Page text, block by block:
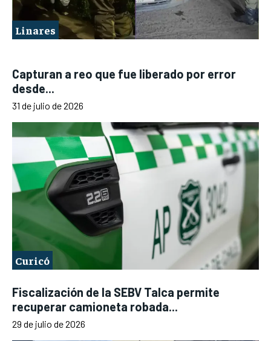
Linares
Capturan a reo que fue liberado por error
desde...
31 de julio de 2026
Curicó
Fiscalización de la SEBV Talca permite
recuperar camioneta robada...
29 de julio de 2026